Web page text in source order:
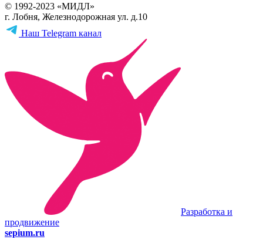
© 1992-2023 «МИДЛ»
г. Лобня, Железнодорожная ул. д.10
Наш Telegram канал
Разработка и
продвижение
sepium.ru